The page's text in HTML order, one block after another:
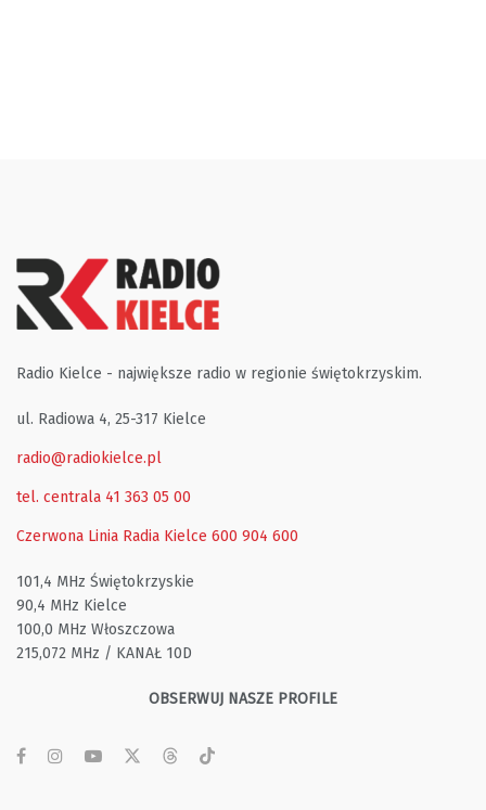
Radio Kielce - największe radio w regionie świętokrzyskim.
ul. Radiowa 4, 25-317 Kielce
radio@radiokielce.pl
tel. centrala 41 363 05 00
Czerwona Linia Radia Kielce 600 904 600
101,4 MHz Świętokrzyskie
90,4 MHz Kielce
100,0 MHz Włoszczowa
215,072 MHz / KANAŁ 10D
OBSERWUJ NASZE PROFILE